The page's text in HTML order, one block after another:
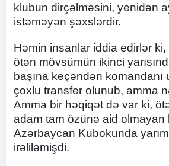
klubun dirçəlməsini, yenidən
istəməyən şəxslərdir.
Həmin insanlar iddia edirlər
ötən mövsümün ikinci
başına keçəndən komandanı
çoxlu transfer olunub, amma
Amma bir həqiqət də var ki,
adam tam özünə aid olmayan
Azərbaycan Kubokunda
irəliləmişdi.